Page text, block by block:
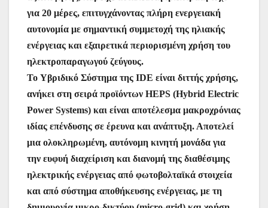
για 20 μέρες, επιτυγχάνοντας πλήρη ενεργειακή
αυτονομία με σημαντική συμμετοχή της ηλιακής
ενέργειας και εξαιρετικά περιορισμένη χρήση του
ηλεκτροπαραγωγού ζεύγους.
To Υβριδικό Σύστημα της IDE είναι διττής χρήσης,
ανήκει στη σειρά προϊόντων HEPS (Hybrid Electric
Power Systems) και είναι αποτέλεσμα μακροχρόνιας
ιδίας επένδυσης σε έρευνα και ανάπτυξη. Αποτελεί
μια ολοκληρωμένη, αυτόνομη κινητή μονάδα για
την ευφυή διαχείριση και διανομή της διαθέσιμης
ηλεκτρικής ενέργειας από φωτοβολταϊκά στοιχεία
και από σύστημα αποθήκευσης ενέργειας, με τη